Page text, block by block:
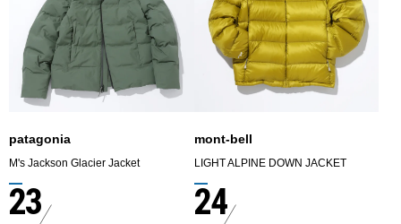
patagonia
M's Jackson Glacier Jacket
mont-bell
LIGHT ALPINE DOWN JACKET
23 24